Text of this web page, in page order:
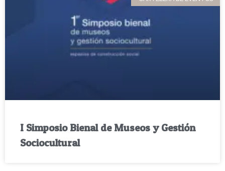
I Simposio Bienal de Museos y Gestión
Sociocultural